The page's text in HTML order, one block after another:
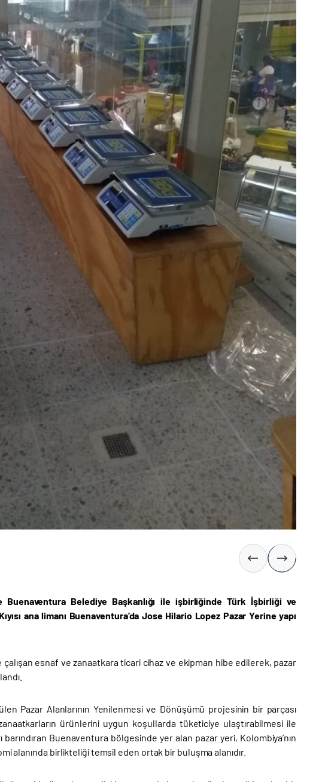
Buenaventura Belediye Başkanlığı ile işbirliğinde Türk İşbirliği ve
ana limanı Buenaventura’da Jose Hilario Lopez Pazar Yerine yapı
esnaf ve zanaatkara ticari cihaz ve ekipman hibe edilerek, pazar
Pazar Alanlarının Yenilenmesi ve Dönüşümü projesinin bir parçası
ürünlerini uygun koşullarda tüketiciye ulaştırabilmesi ile
Buenaventura bölgesinde yer alan pazar yeri, Kolombiya’nın
alanında birlikteliği temsil eden ortak bir buluşma alanıdır.